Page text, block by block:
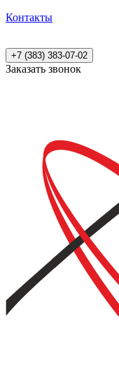
Контакты
+7 (383) 383-07-02
Заказать звонок